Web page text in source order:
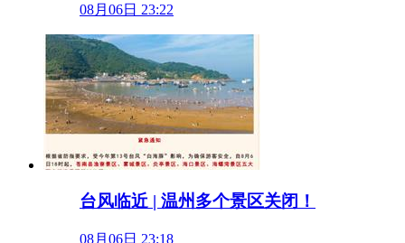
08月06日 23:22
台风临近 | 温州多个景区关闭！
08月06日 23:18